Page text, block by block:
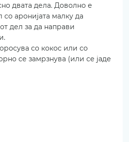
двата дела. Доволно е
аронијата малку да
дел за да направи
со кокос или со
се замрзнува (или се јаде